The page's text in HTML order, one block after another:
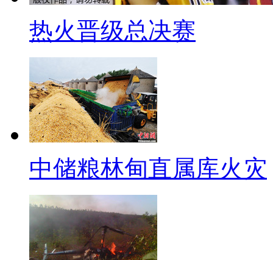
作。
台湾当局已派出3艘海巡舰和
按照台湾当局领导人马英九最
和赔偿事宜进行回应，台湾将
台务工。此外，台湾当局外事
表”白熙礼已返回菲律宾国内，
以解决争议。
中国人寿年招待费14亿 居上
【主持人】要我说，该道歉
的方法！视线转回国内，咱们
热火晋级总决赛
中储粮林甸直属库火灾